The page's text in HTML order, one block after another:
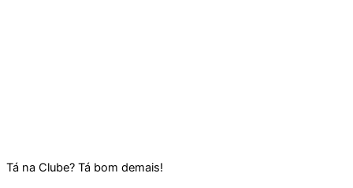
Tá na Clube? Tá bom demais!